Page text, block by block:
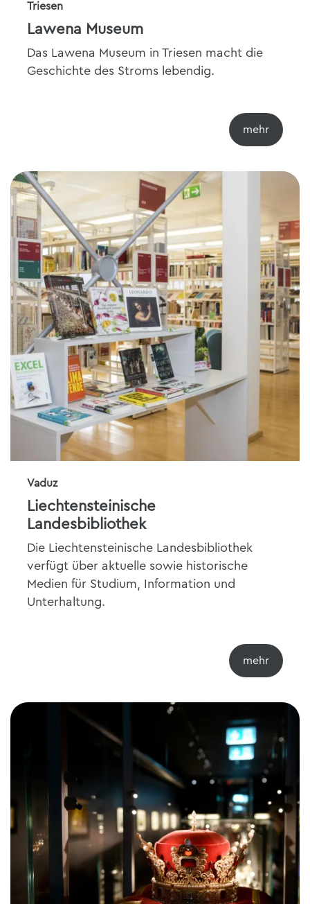
Triesen
Lawena Museum
Das Lawena Museum in Triesen macht die
Geschichte des Stroms lebendig.
Vaduz
Liechtensteinische
Landesbibliothek
Die Liechtensteinische Landesbibliothek
verfügt über aktuelle sowie historische
Medien für Studium, Information und
Unterhaltung.